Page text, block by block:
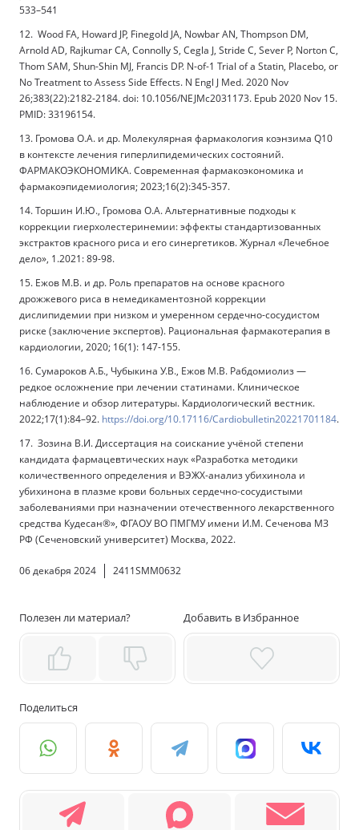
533–541
12. Wood FA, Howard JP, Finegold JA, Nowbar AN, Thompson DM,
Arnold AD, Rajkumar CA, Connolly S, Cegla J, Stride C, Sever P, Norton C,
Thom SAM, Shun-Shin MJ, Francis DP. N-of-1 Trial of a Statin, Placebo, or
No Treatment to Assess Side Effects. N Engl J Med. 2020 Nov
26;383(22):2182-2184. doi: 10.1056/NEJMc2031173. Epub 2020 Nov 15.
PMID: 33196154.
13. Громова О.А. и др. Молекулярная фармакология коэнзима Q10
в контексте лечения гиперлипидемических состояний.
ФАРМАКОЭКОНОМИКА. Современная фармакоэкономика и
фармакоэпидемиология; 2023;16(2):345-357.
14. Торшин И.Ю., Громова О.А. Альтернативные подходы к
коррекции гиерхолестеринемии: эффекты стандартизованных
экстрактов красного риса и его синергетиков. Журнал «Лечебное
дело», 1.2021: 89-98.
15. Ежов М.В. и др. Роль препаратов на основе красного
дрожжевого риса в немедикаментозной коррекции
дислипидемии при низком и умеренном сердечно-сосудистом
риске (заключение экспертов). Рациональная фармакотерапия в
кардиологии, 2020; 16(1): 147-155.
16. Сумароков А.Б., Чубыкина У.В., Ежов М.В. Рабдомиолиз —
редкое осложнение при лечении статинами. Клиническое
наблюдение и обзор литературы. Кардиологический вестник.
2022;17(1):84–92. https://doi.org/10.17116/Cardiobulletin20221701184.
17. Зозина В.И. Диссертация на соискание учёной степени
кандидата фармацевтических наук «Разработка методики
количественного определения и ВЭЖХ-анализ убихинола и
убихинона в плазме крови больных сердечно-сосудистыми
заболеваниями при назначении отечественного лекарственного
средства Кудесан®», ФГАОУ ВО ПМГМУ имени И.М. Сеченова МЗ
РФ (Сеченовский университет) Москва, 2022.
06 декабря 2024 2411SMM0632
Полезен ли материал? Добавить в Избранное
Поделиться